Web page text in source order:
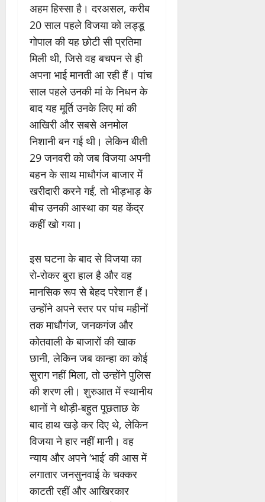
अहम हिस्सा है। दरअसल, करीब
20 साल पहले विजया को लड्डू
गोपाल की यह छोटी सी प्रतिमा
मिली थी, जिसे वह बचपन से ही
अपना भाई मानती आ रही हैं। पांच
साल पहले उनकी मां के निधन के
बाद यह मूर्ति उनके लिए मां की
आखिरी और सबसे अनमोल
निशानी बन गई थी। लेकिन बीती
29 जनवरी को जब विजया अपनी
बहन के साथ माधौगंज बाजार में
खरीदारी करने गईं, तो भीड़भाड़ के
बीच उनकी आस्था का यह केंद्र
कहीं खो गया।
इस घटना के बाद से विजया का
रो-रोकर बुरा हाल है और वह
मानसिक रूप से बेहद परेशान हैं।
उन्होंने अपने स्तर पर पांच महीनों
तक माधौगंज, जनकगंज और
कोतवाली के बाजारों की खाक
छानी, लेकिन जब कान्हा का कोई
सुराग नहीं मिला, तो उन्होंने पुलिस
की शरण ली। शुरुआत में स्थानीय
थानों ने थोड़ी-बहुत पूछताछ के
बाद हाथ खड़े कर दिए थे, लेकिन
विजया ने हार नहीं मानी। वह
न्याय और अपने ‘भाई’ की आस में
लगातार जनसुनवाई के चक्कर
काटती रहीं और आखिरकार